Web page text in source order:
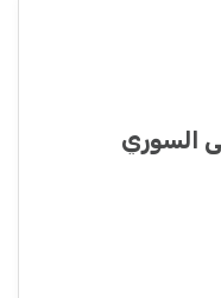
السوري